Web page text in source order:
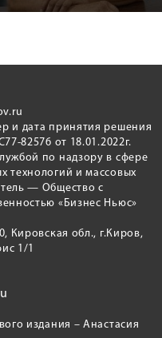
и дата принятия решения
82576 от 18.01.2022г.
по надзору в сфере
технологий и массовых
— Общество с
«Бизнес Ньюс»
Кировская обл., г.Киров,
1/1
издания – Анастасия